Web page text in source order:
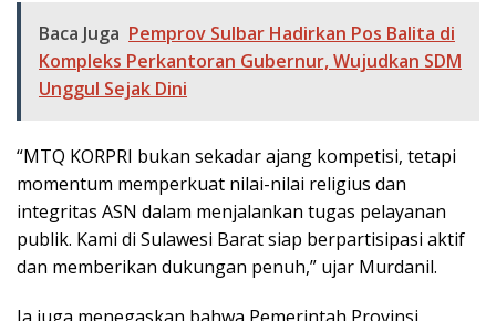
Baca Juga Pemprov Sulbar Hadirkan Pos Balita di
Kompleks Perkantoran Gubernur, Wujudkan SDM
Unggul Sejak Dini
“MTQ KORPRI bukan sekadar ajang kompetisi, tetapi
momentum memperkuat nilai-nilai religius dan
integritas ASN dalam menjalankan tugas pelayanan
publik. Kami di Sulawesi Barat siap berpartisipasi aktif
dan memberikan dukungan penuh,” ujar Murdanil.